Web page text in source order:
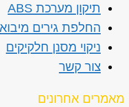
תיקון מערכת ABS
החלפת גירים מיבוא
ניקוי מסנן חלקיקים
צור קשר
מאמרים אחרונים